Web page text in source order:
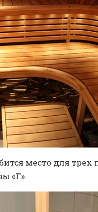
место для трех
«Г».